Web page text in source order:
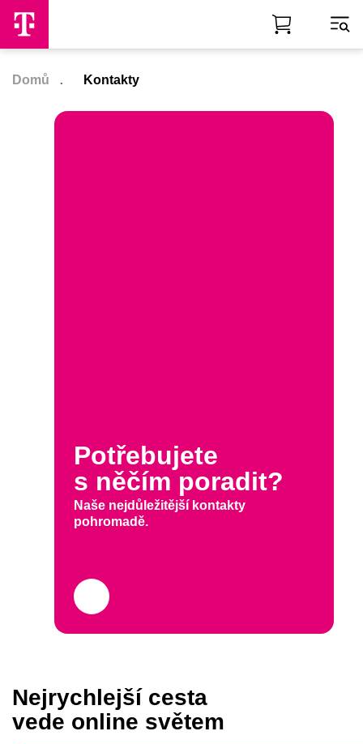
Skip to Main Content
Domů Kontakty
Potřebujete
s něčím poradit?
Naše nejdůležitější kontakty
pohromadě.
Nejrychlejší cesta
vede online světem